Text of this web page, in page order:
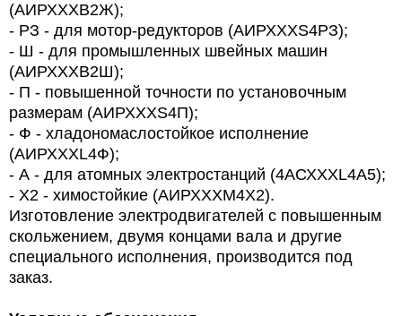
(АИРХХХВ2Ж);
- РЗ - для мотор-редукторов (АИРХХХS4РЗ);
- Ш - для промышленных швейных машин
(АИРХХХВ2Ш);
- П - повышенной точности по установочным
размерам (АИРХХХS4П);
- Ф - хладономаслостойкое исполнение
(АИРХХХL4Ф);
- А - для атомных электростанций (4АСХХХL4А5);
- Х2 - химостойкие (АИРХХХМ4Х2).
Изготовление электродвигателей с повышенным
скольжением, двумя концами вала и другие
специального исполнения, производится под
заказ.